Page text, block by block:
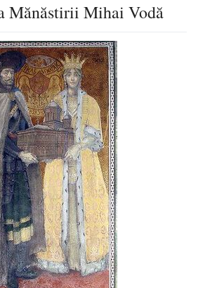
Mănăstirii Mihai Vodă